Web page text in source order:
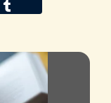
、メディアから引